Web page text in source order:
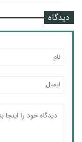
دیدگاه